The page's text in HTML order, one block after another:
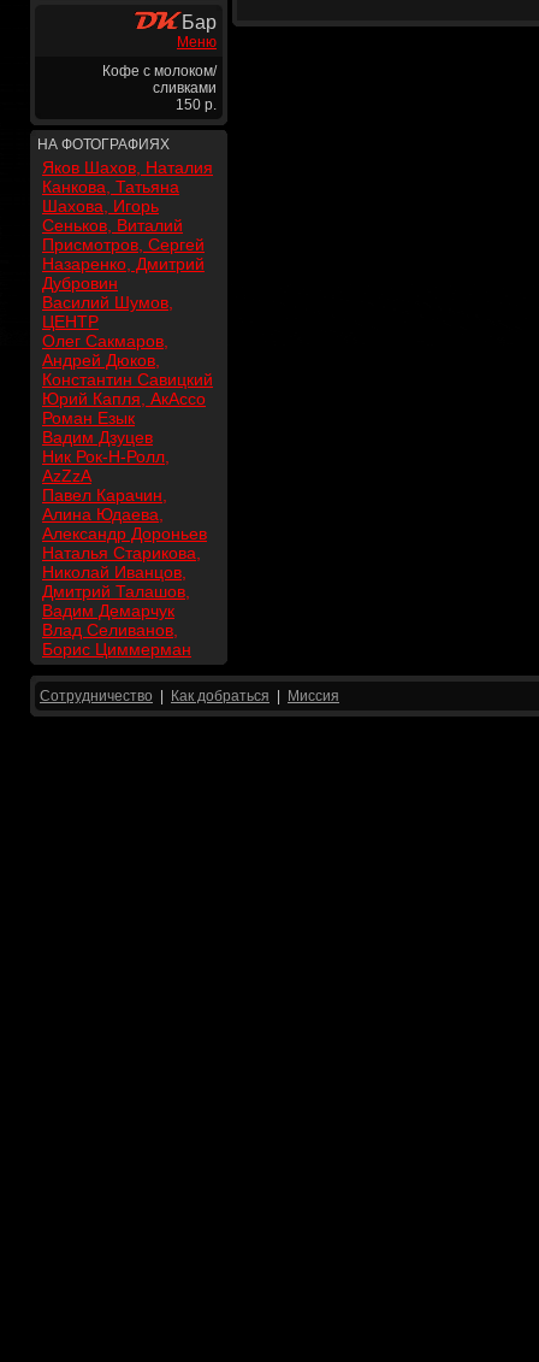
Бар
Меню
Кофе с молоком/
сливками
150 р.
НА ФОТОГРАФИЯХ
Яков Шахов, Наталия
Канкова, Татьяна
Шахова, Игорь
Сеньков, Виталий
Присмотров, Сергей
Назаренко, Дмитрий
Дубровин
Василий Шумов,
ЦЕНТР
Олег Сакмаров,
Андрей Дюков,
Константин Савицкий
Юрий Капля, АкАссо
Роман Езык
Вадим Дзуцев
Ник Рок-Н-Ролл,
AzZzA
Павел Карачин,
Алина Юдаева,
Александр Дороньев
Наталья Старикова,
Николай Иванцов,
Дмитрий Талашов,
Вадим Демарчук
Влад Селиванов,
Борис Циммерман
Сотрудничество Как добраться Миссия